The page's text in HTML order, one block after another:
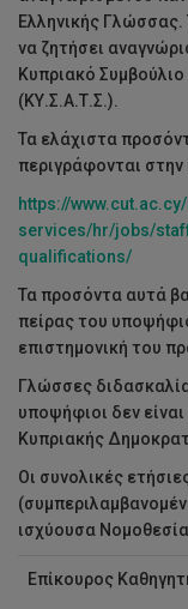
Ελληνικής Γλώσσας.
να ζητήσει
Κυπριακό
(ΚΥ.Σ.Α.Τ.Σ.).
Τα ελάχιστα
περιγράφονται στην
https://
services/hr/jobs/
qualifications/
Τα προσόντα αυτά
πείρας του
επιστημονική του
Γλώσσες
υποψήφιοι δεν
Κυπριακής
Οι συνολικές
ισχύουσα
Επίκουρος